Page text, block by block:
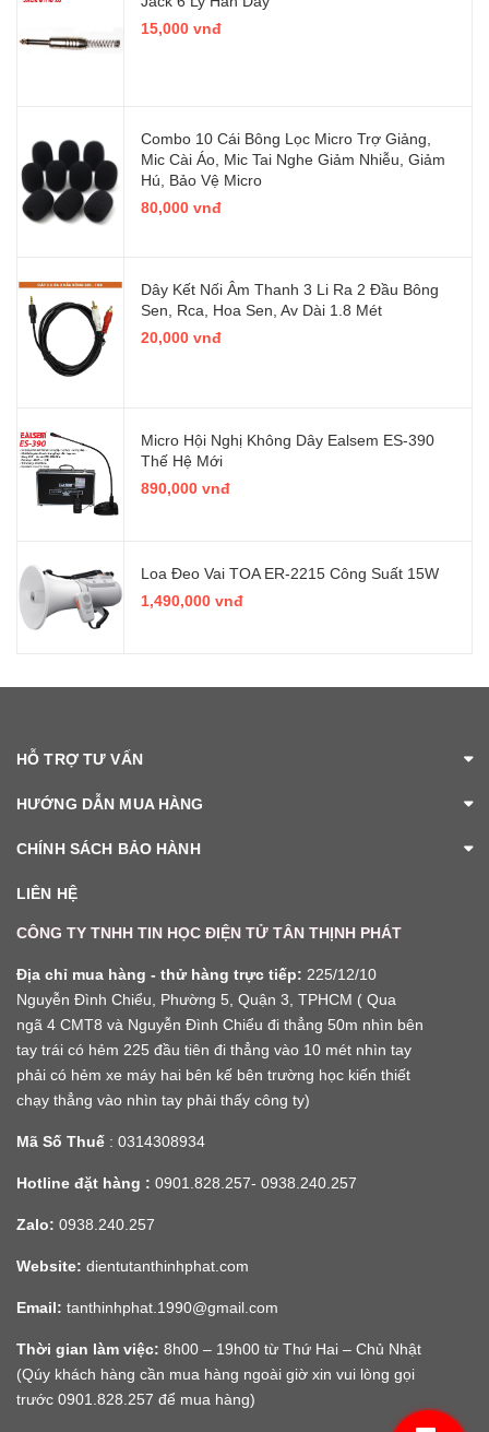
15,000 vnđ
Combo 10 Cái Bông Lọc Micro Trợ Giảng,
Mic Cài Áo, Mic Tai Nghe Giảm Nhiễu, Giảm
Hú, Bảo Vệ Micro
80,000 vnđ
Dây Kết Nối Âm Thanh 3 Li Ra 2 Đầu Bông
Sen, Rca, Hoa Sen, Av Dài 1.8 Mét
20,000 vnđ
Micro Hội Nghị Không Dây Ealsem ES-390
Thế Hệ Mới
890,000 vnđ
Loa Đeo Vai TOA ER-2215 Công Suất 15W
1,490,000 vnđ
HỖ TRỢ TƯ VẤN
HƯỚNG DẪN MUA HÀNG
CHÍNH SÁCH BẢO HÀNH
LIÊN HỆ
CÔNG TY TNHH TIN HỌC ĐIỆN TỬ TÂN THỊNH PHÁT
Địa chỉ mua hàng - thử hàng trực tiếp: 225/12/10
Nguyễn Đình Chiểu, Phường 5, Quận 3, TPHCM ( Qua
ngã 4 CMT8 và Nguyễn Đình Chiểu đi thẳng 50m nhìn bên
tay trái có hẻm 225 đầu tiên đi thẳng vào 10 mét nhìn tay
phải có hẻm xe máy hai bên kế bên trường học kiến thiết
chạy thẳng vào nhìn tay phải thấy công ty)
Mã Số Thuế : 0314308934
Hotline đặt hàng : 0901.828.257- 0938.240.257
Zalo: 0938.240.257
Website: dientutanthinhphat.com
Email: tanthinhphat.1990@gmail.com
Thời gian làm việc: 8h00 – 19h00 từ Thứ Hai – Chủ Nhật
(Qúy khách hàng cần mua hàng ngoài giờ xin vui lòng gọi
trước 0901.828.257 để mua hàng)